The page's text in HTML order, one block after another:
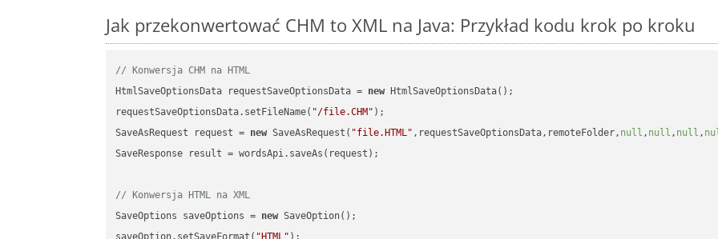
Jak przekonwertować CHM to XML na Java: Przykład kodu krok po kroku
// Konwersja CHM na HTML
HtmlSaveOptionsData requestSaveOptionsData = new HtmlSaveOptionsData();
requestSaveOptionsData.setFileName( "/file.CHM" );
SaveAsRequest request = new SaveAsRequest( "file.HTML" ,requestSaveOptionsData,remoteFolder, null , null , null ,
SaveResponse result = wordsApi.saveAs(request);
// Konwersja HTML na XML
SaveOptions saveOptions = new SaveOption();